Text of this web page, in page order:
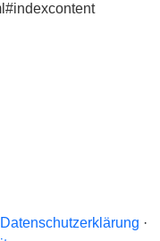
Datenschutzerklärung ·